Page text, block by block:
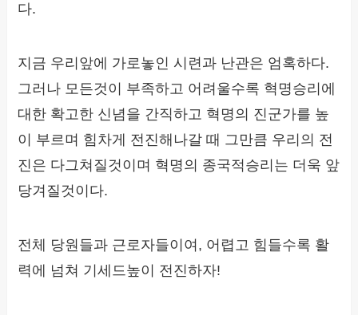
다.
지금 우리앞에 가로놓인 시련과 난관은 엄혹하다.
그러나 모든것이 부족하고 어려울수록 혁명승리에
대한 확고한 신념을 간직하고 혁명의 진군가를 높
이 부르며 힘차게 전진해나갈 때 그만큼 우리의 전
진은 다그쳐질것이며 혁명의 종국적승리는 더욱 앞
당겨질것이다.
전체 당원들과 근로자들이여, 어렵고 힘들수록 활
력에 넘쳐 기세드높이 전진하자!